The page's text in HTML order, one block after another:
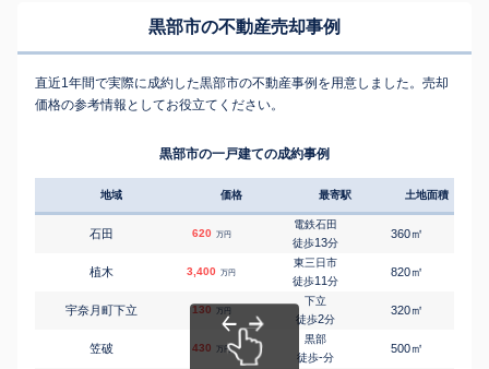
黒部市の不動産売却事例
直近1年間で実際に成約した黒部市の不動産事例を用意しました。売却
価格の参考情報としてお役立てください。
黒部市の一戸建ての成約事例
地域 価格 最寄駅 土地面積
石田 620 万円
電鉄石田
徒歩13分
360㎡
植木 3,400 万円
東三日市
徒歩11分
820㎡
宇奈月町下立 130 万円
下立
徒歩2分
320㎡
笠破 430 万円
黒部
徒歩-分
500㎡